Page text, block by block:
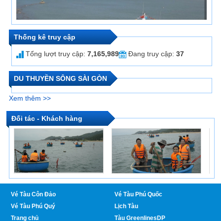
Vé tàu cao tốc tuyến Sài Gòn đi Côn Đảo và ngược
lại
Thống kê truy cập
Tổng lượt truy cập:7,165,989 Đang truy cập:37
DU THUYỀN SÔNG SÀI GÒN
Xem thêm >>
Đối tác - Khách hàng
Vé Tàu Côn Đảo
Vé Tàu Phú Quốc
Vé Tàu Phú Quý
Lịch Tàu
Trang chủ
Tàu GreenlinesDP